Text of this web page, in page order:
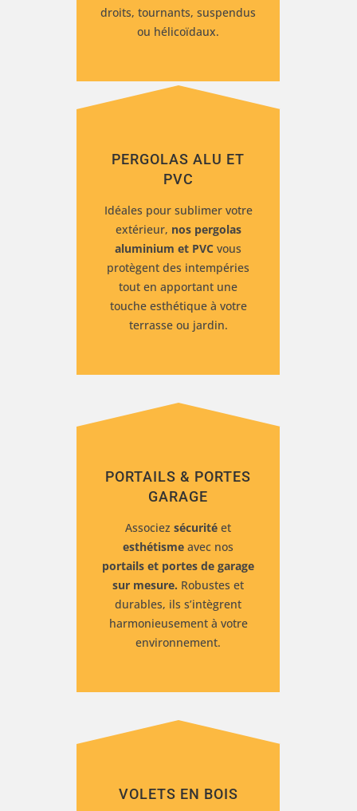
droits, tournants, suspendus
ou hélicoïdaux.
PERGOLAS ALU ET
PVC
Idéales pour sublimer votre
extérieur, nos pergolas
aluminium et PVC vous
protègent des intempéries
tout en apportant une
touche esthétique à votre
terrasse ou jardin.
PORTAILS & PORTES
GARAGE
Associezsécurité et
esthétisme avec nos
portails et portes de garage
sur mesure. Robustes et
durables, ils s’intègrent
harmonieusement à votre
environnement.
VOLETS EN BOIS